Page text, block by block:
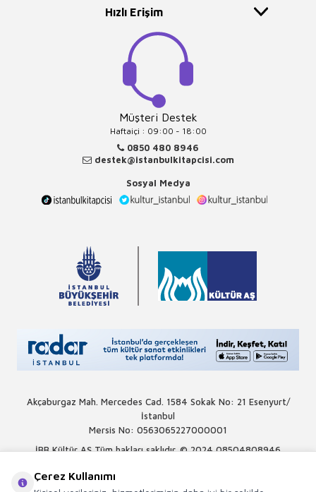
Hızlı Erişim
Müşteri Destek
Haftaiçi : 09:00 - 18:00
0850 480 8946
destek@istanbulkitapcisi.com
Sosyal Medya
Akçaburgaz Mah. Mercedes Cad. 1584 Sokak No: 21 Esenyurt/
İstanbul
Mersis No: 0563065227000001
İBB Kültür AŞ Tüm hakları saklıdır. © 2024 08504808946
Çerez Kullanımı